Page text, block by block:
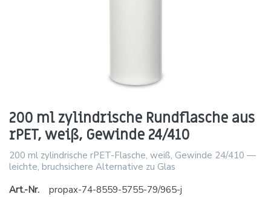
200 ml zylindrische Rundflasche aus
rPET, weiß, Gewinde 24/410
200 ml zylindrische rPET-Flasche, weiß, Gewinde 24/410 —
leichte, bruchsichere Alternative zu Glas
Art.-Nr.
propax-74-8559-5755-79/965-j